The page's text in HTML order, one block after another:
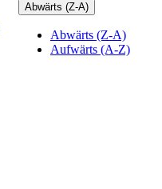
Abwärts (Z-A)
Abwärts (Z-A)
Aufwärts (A-Z)